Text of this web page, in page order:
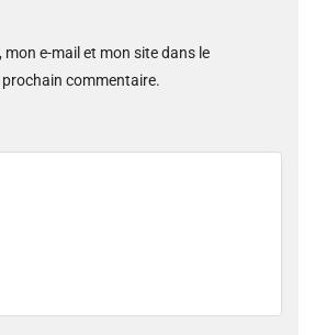
e-mail et mon site dans le
commentaire.